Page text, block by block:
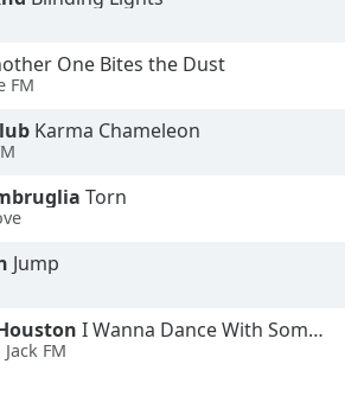
One Bites the Dust
FM
Karma Chameleon
Torn
Jump
I Wanna Dance With Somebody
FM